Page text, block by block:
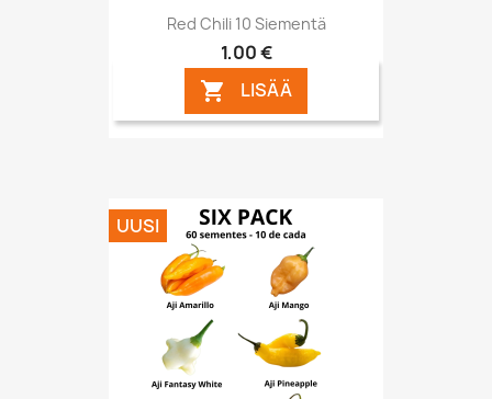
Red Chili 10 Siementä
1,00 €
 LISÄÄ
UUSI